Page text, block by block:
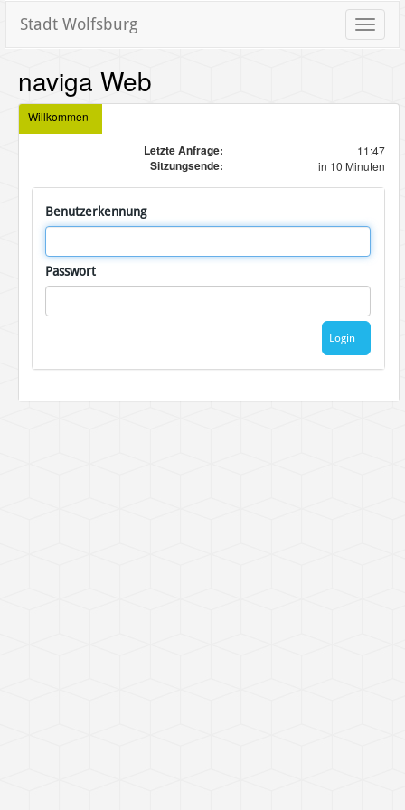
Toggle
Stadt Wolfsburg
naviga Web
Willkommen
Letzte Anfrage: 11:47
Sitzungsende: in 10 Minuten
Benutzerkennung
Passwort